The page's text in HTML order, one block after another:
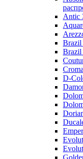
Brazil
Brazil
D-